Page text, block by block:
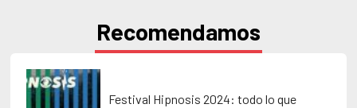
Recomendamos
Festival Hipnosis 2024: todo lo que